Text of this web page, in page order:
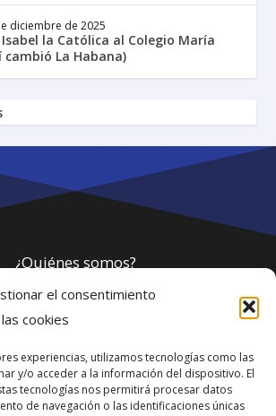
el consentimiento
cookies
experiencias, utilizamos tecnologías como las
y/o acceder a la información del dispositivo. El
tecnologías nos permitirá procesar datos
de navegación o las identificaciones únicas
diciembre de 2025
Isabel la Católica al Colegio María
cambió La Habana)
¿Quiénes somos?
Política de privacidad